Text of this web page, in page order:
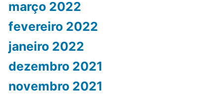
março 2022
fevereiro 2022
janeiro 2022
dezembro 2021
novembro 2021